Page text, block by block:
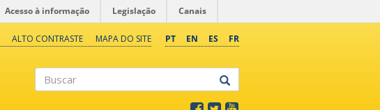
Acesso à informação Legislação Canais
PT EN ES FR
ALTO CONTRASTE MAPA DO SITE